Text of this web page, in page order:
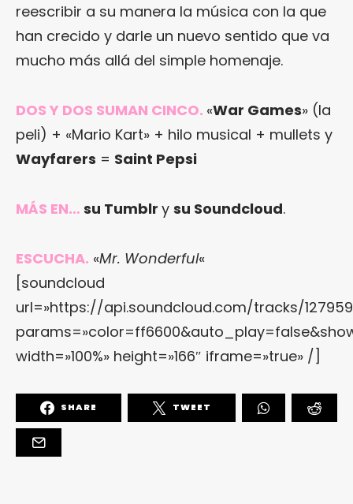
reescribir a su manera la música con la que
han crecido y darle un nuevo sentido que va
mucho más allá del simple homenaje.
DOS Y DOS SUMAN CINCO. «War Games» (la
peli) + «Mario Kart» + hilo musical + mullets y
Wayfarers = Saint Pepsi
MÁS EN… su Tumblr y su Soundcloud.
ESCUCHA. «Mr. Wonderful«
[soundcloud
url=»https://api.soundcloud.com/tracks/
width=»100%» height=»166″ iframe=»true» /]
SHARE TWEET